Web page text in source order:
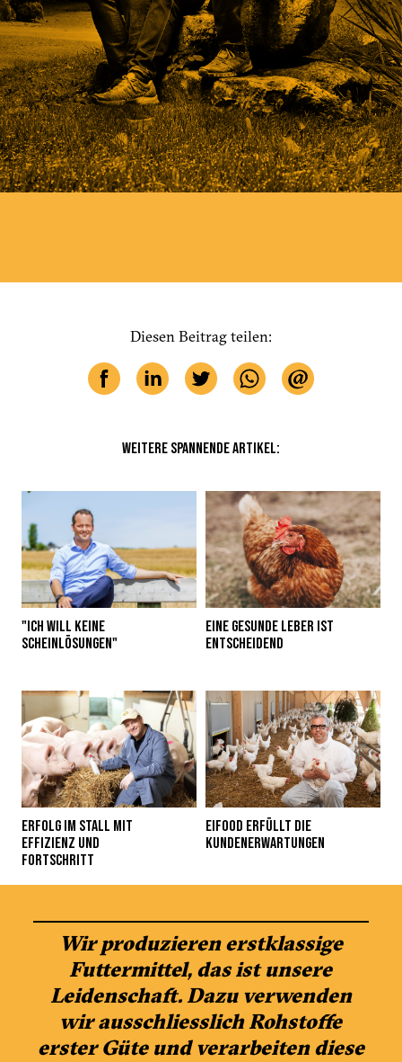
Diesen Beitrag teilen:
WEITERE SPANNENDE ARTIKEL:
"ICH WILL KEINE
SCHEINLÖSUNGEN"
EINE GESUNDE LEBER IST
ENTSCHEIDEND
ERFOLG IM STALL MIT
EFFIZIENZ UND
FORTSCHRITT
EIFOOD ERFÜLLT DIE
KUNDENERWARTUNGEN
Wir produzieren erstklassige
Futtermittel, das ist unsere
Leidenschaft. Dazu verwenden
wir ausschliesslich Rohstoffe
erster Güte und verarbeiten diese